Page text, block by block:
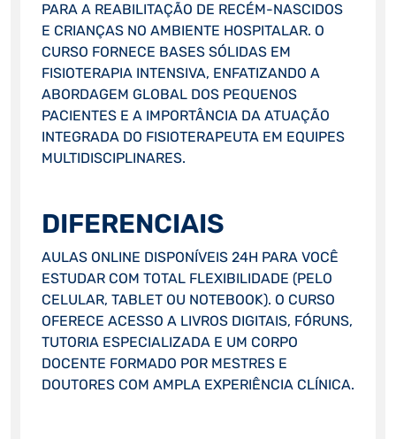
PARA A REABILITAÇÃO DE RECÉM-NASCIDOS
E CRIANÇAS NO AMBIENTE HOSPITALAR. O
CURSO FORNECE BASES SÓLIDAS EM
FISIOTERAPIA INTENSIVA, ENFATIZANDO A
ABORDAGEM GLOBAL DOS PEQUENOS
PACIENTES E A IMPORTÂNCIA DA ATUAÇÃO
INTEGRADA DO FISIOTERAPEUTA EM EQUIPES
MULTIDISCIPLINARES.
DIFERENCIAIS
AULAS ONLINE DISPONÍVEIS 24H PARA VOCÊ
ESTUDAR COM TOTAL FLEXIBILIDADE (PELO
CELULAR, TABLET OU NOTEBOOK). O CURSO
OFERECE ACESSO A LIVROS DIGITAIS, FÓRUNS,
TUTORIA ESPECIALIZADA E UM CORPO
DOCENTE FORMADO POR MESTRES E
DOUTORES COM AMPLA EXPERIÊNCIA CLÍNICA.